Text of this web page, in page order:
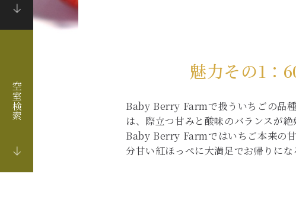
空室検索
魅力その1：
Baby Berry Farmで扱ういちごの品
は、際立つ甘みと酸味のバランスが
Baby Berry Farmではいちご本来の
分甘い紅ほっぺに大満足でお帰りに